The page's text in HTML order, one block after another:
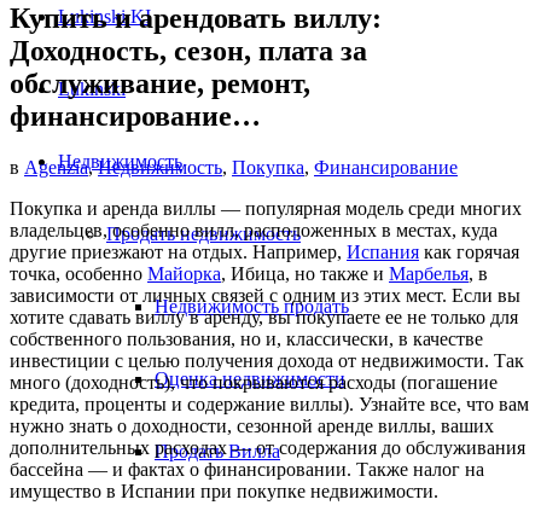
Lukinski KI
Lukinski
Недвижимость
Продать недвижимость
Недвижимость продать
Оценка недвижимости
Продать Вилла
Купить и арендовать виллу:
Доходность, сезон, плата за
обслуживание, ремонт,
финансирование…
в Agenzia,Недвижимость, Покупка, Финансирование
Покупка и аренда виллы — популярная модель среди многих
владельцев, особенно вилл, расположенных в местах, куда
другие приезжают на отдых. Например, Испания как горячая
точка, особенно Майорка, Ибица, но также и Марбелья, в
зависимости от личных связей с одним из этих мест. Если вы
хотите сдавать виллу в аренду, вы покупаете ее не только для
собственного пользования, но и, классически, в качестве
инвестиции с целью получения дохода от недвижимости. Так
много (доходность), что покрываются расходы (погашение
кредита, проценты и содержание виллы). Узнайте все, что вам
нужно знать о доходности, сезонной аренде виллы, ваших
дополнительных расходах — от содержания до обслуживания
бассейна — и фактах о финансировании. Также налог на
имущество в Испании при покупке недвижимости.